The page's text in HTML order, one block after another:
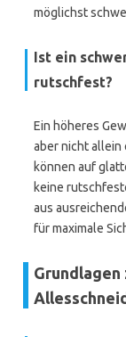
möglichst
Ist ein
rutschfest?
Ein höheres
aber nicht allein
können auf
keine
aus
für maximale